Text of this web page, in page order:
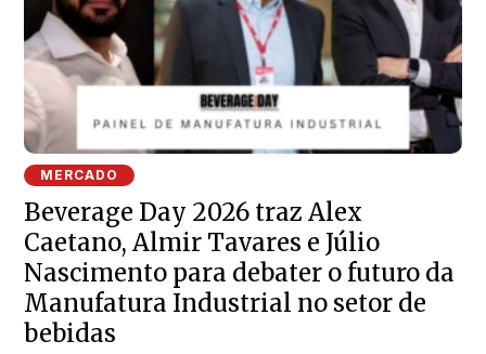
MERCADO
Beverage Day 2026 traz Alex
Caetano, Almir Tavares e Júlio
Nascimento para debater o futuro da
Manufatura Industrial no setor de
bebidas